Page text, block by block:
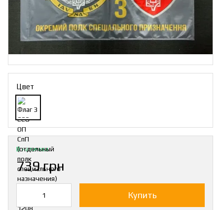
Цвет
В наличии
739 грн
Купить